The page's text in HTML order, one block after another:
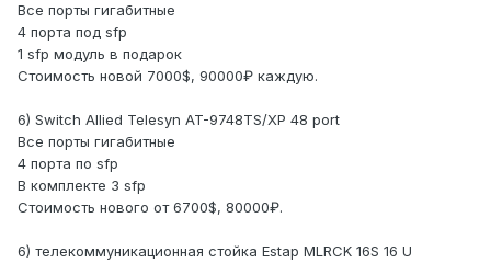
Все порты гигабитные
4 порта под sfp
1 sfp модуль в подарок
Стоимость новой 7000$, 90000₽ каждую.
6) Switch Allied Telesyn AT-9748TS/XP 48 port
Все порты гигабитные
4 порта по sfp
В комплекте 3 sfp
Стоимость нового от 6700$, 80000₽.
6) телекоммуникационная стойка Estap MLRCK 16S 16 U